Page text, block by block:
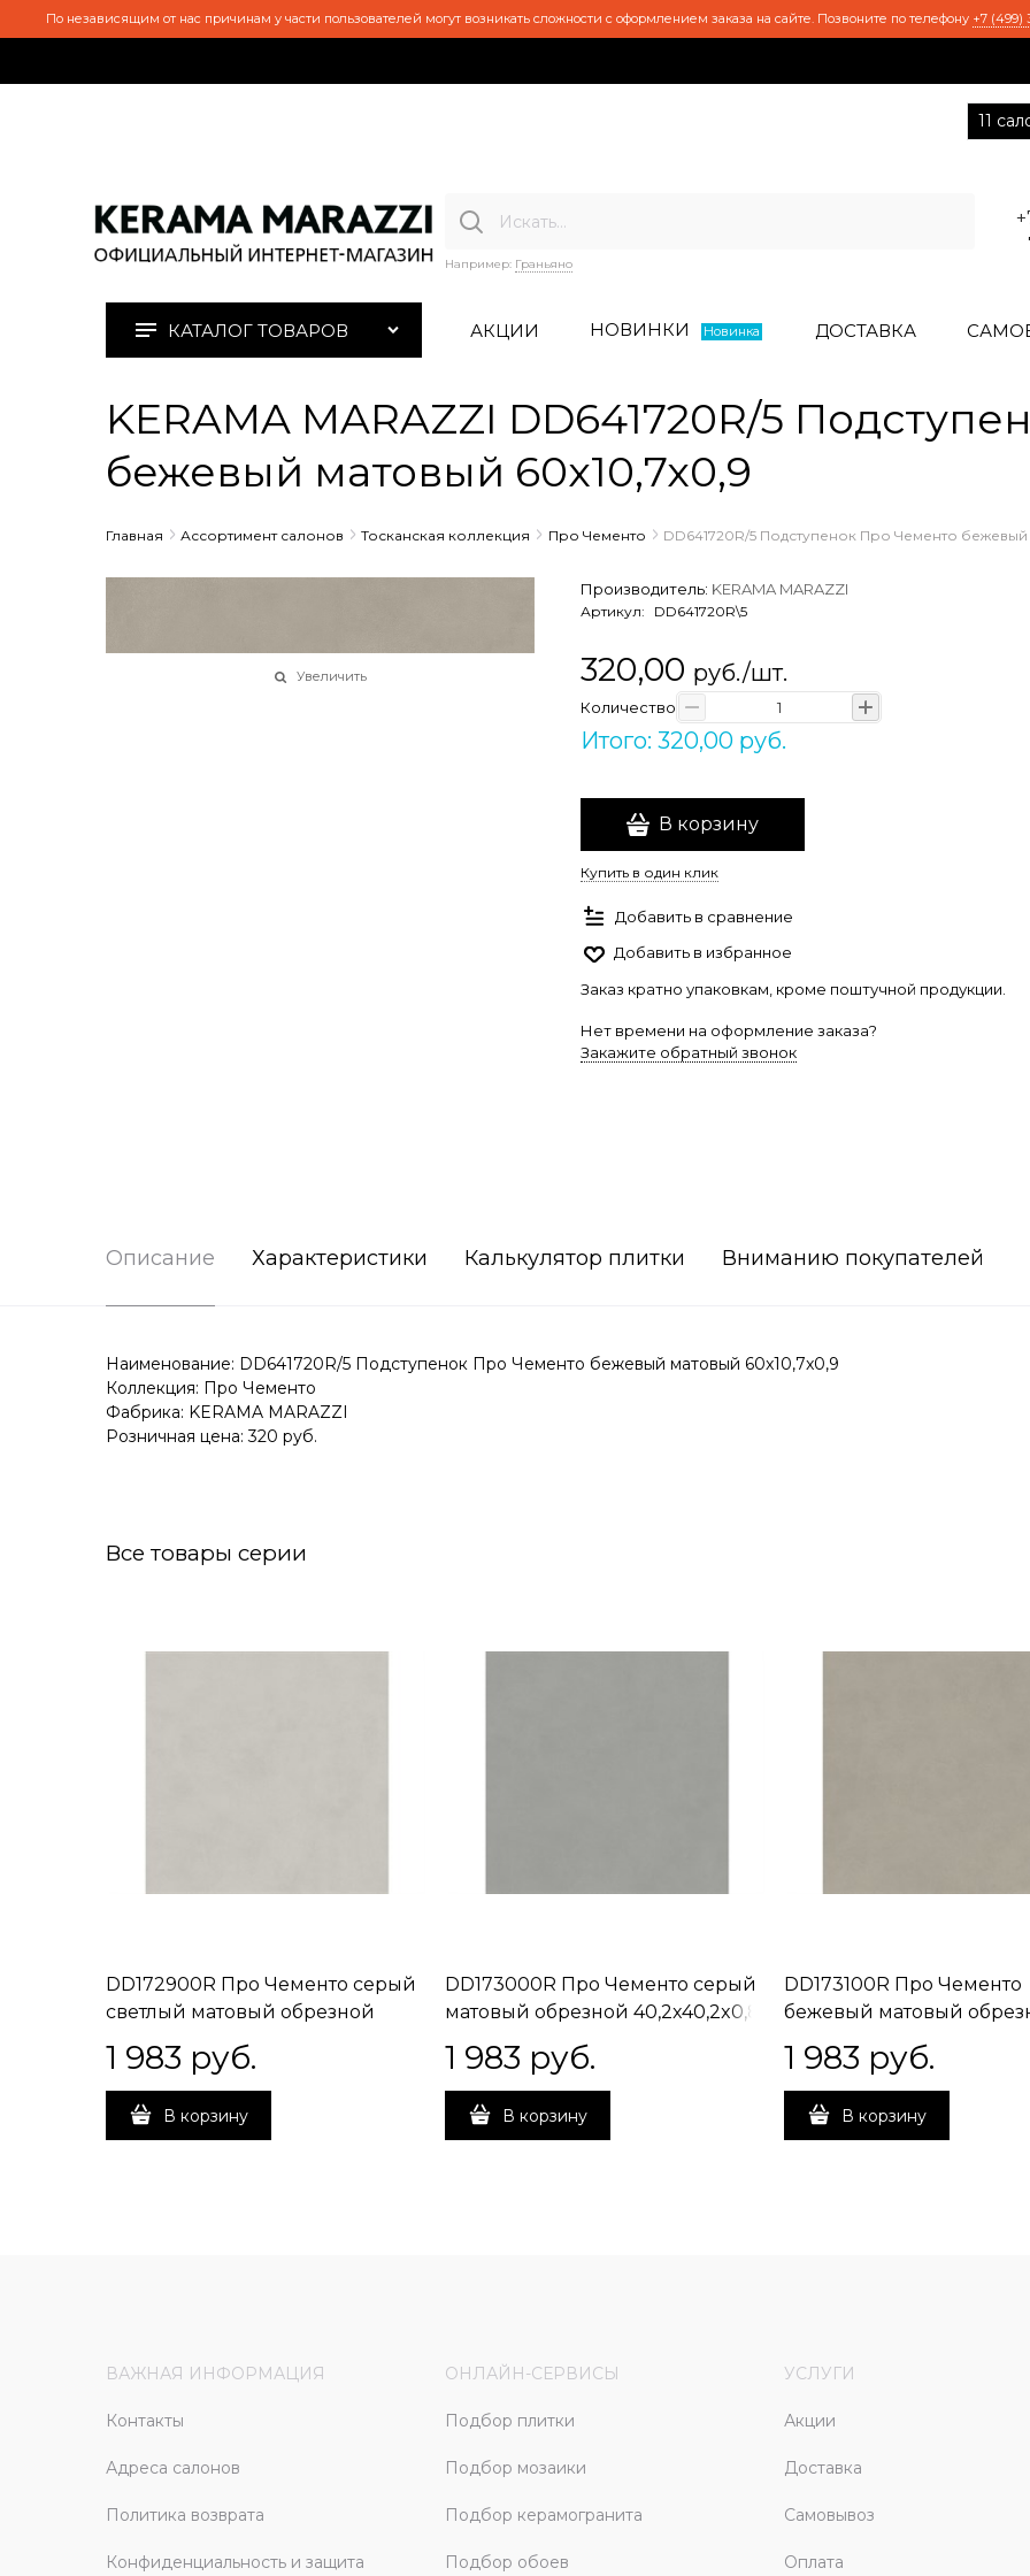
По независящим от нас причинам у части пользователей могут возникать сложности с оформлением заказа на сайте. Позвоните по телефону +7 (499)
11
Например: Граньяно
КАТАЛОГ ТОВАРОВ АКЦИИ НОВИНКИ Новинка ДОСТАВКА
KERAMA MARAZZI DD641720R/5
бежевый матовый 60x10,7x0,9
Главная Ассортимент салонов Тосканская коллекция Про Чементо DD641720R/5 Подступенок Про Чементо бежевый
Увеличить
Производитель: KERAMA MARAZZI
Артикул: DD641720R\5
320,00 руб./шт.
Количество
Итого: 320,00 руб.
В корзину
Купить в один клик
Добавить в сравнение
Добавить в избранное
Заказ кратно упаковкам, кроме поштучной продукции.
Нет времени на оформление заказа?
Закажите обратный звонок
Описание Характеристики Калькулятор плитки Вниманию покупателей
Наименование: DD641720R/5 Подступенок Про Чементо бежевый матовый 60x10,7x0,9
Коллекция: Про Чементо
Фабрика: KERAMA MARAZZI
Розничная цена: 320 руб.
Все товары серии
DD172900R Про Чементо серый
светлый матовый обрезной
1 983 руб.
В корзину
DD173000R Про Чементо серый
матовый обрезной 40,2x40,2x0,8
1 983 руб.
В корзину
DD173100R Про Чементо
бежевый матовый
1 983 руб.
В корзину
ВАЖНАЯ ИНФОРМАЦИЯ
Контакты
Адреса салонов
Политика возврата
Конфиденциальность и защита
ОНЛАЙН-СЕРВИСЫ
Подбор плитки
Подбор мозаики
Подбор керамогранита
Подбор обоев
УСЛУГИ
Акции
Доставка
Самовывоз
Оплата